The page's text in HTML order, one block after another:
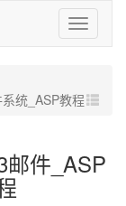
爱
易
统_ASP教程
件_ASP